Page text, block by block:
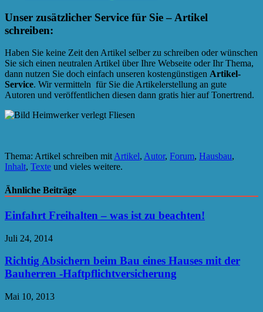
Unser zusätzlicher Service für Sie – Artikel
schreiben:
Haben Sie keine Zeit den Artikel selber zu schreiben oder wünschen
Sie sich einen neutralen Artikel über Ihre Webseite oder Ihr Thema,
dann nutzen Sie doch einfach unseren kostengünstigen Artikel-
Service. Wir vermitteln für Sie die Artikelerstellung an gute
Autoren und veröffentlichen diesen dann gratis hier auf Tonertrend.
Thema: Artikel schreiben mitArtikel, Autor, Forum, Hausbau,
Inhalt, Texte und vieles weitere.
Ähnliche Beiträge
Einfahrt Freihalten – was ist zu beachten!
Juli 24, 2014
Richtig Absichern beim Bau eines Hauses mit der
Bauherren -Haftpflichtversicherung
Mai 10, 2013